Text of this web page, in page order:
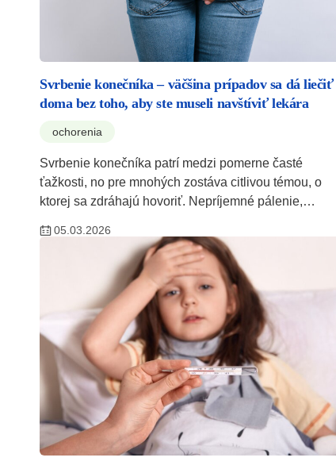
Svrbenie konečníka – väčšina prípadov sa dá liečiť
doma bez toho, aby ste museli navštíviť lekára
ochorenia
Svrbenie konečníka patrí medzi pomerne časté
ťažkosti, no pre mnohých zostáva citlivou témou, o
ktorej sa zdráhajú hovoriť. Nepríjemné pálenie,…
05.03.2026